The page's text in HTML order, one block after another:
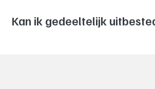
Kan ik gedeeltelijk